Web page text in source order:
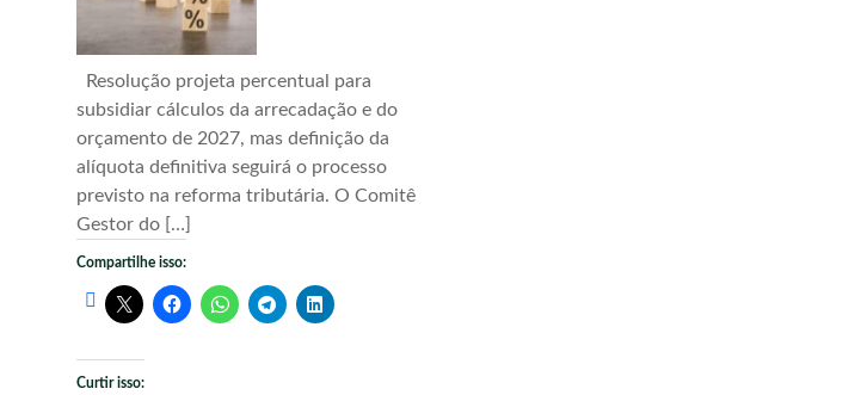
Resolução projeta percentual para
subsidiar cálculos da arrecadação e do
orçamento de 2027, mas definição da
alíquota definitiva seguirá o processo
previsto na reforma tributária. O Comitê
Gestor do […]
Compartilhe isso:
Curtir isso: